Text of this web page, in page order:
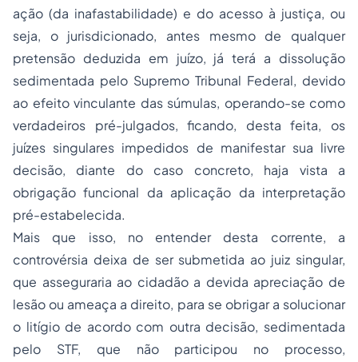
ação (da inafastabilidade) e do acesso à justiça, ou
seja, o jurisdicionado, antes mesmo de qualquer
pretensão deduzida em juízo, já terá a dissolução
sedimentada pelo Supremo Tribunal Federal, devido
ao efeito vinculante das súmulas, operando-se como
verdadeiros pré-julgados, ficando, desta feita, os
juízes singulares impedidos de manifestar sua livre
decisão, diante do caso concreto, haja vista a
obrigação funcional da aplicação da interpretação
pré-estabelecida.
Mais que isso, no entender desta corrente, a
controvérsia deixa de ser submetida ao juiz singular,
que asseguraria ao cidadão a devida apreciação de
lesão ou ameaça a direito, para se obrigar a solucionar
o litígio de acordo com outra decisão, sedimentada
pelo STF, que não participou no processo,